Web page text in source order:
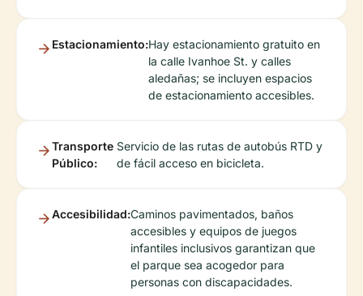
Estacionamiento:Hay estacionamiento gratuito en
la calle Ivanhoe St. y calles
aledañas; se incluyen espacios
de estacionamiento accesibles.
Transporte
Público:
Servicio de las rutas de autobús RTD y
de fácil acceso en bicicleta.
Accesibilidad:Caminos pavimentados, baños
accesibles y equipos de juegos
infantiles inclusivos garantizan que
el parque sea acogedor para
personas con discapacidades.